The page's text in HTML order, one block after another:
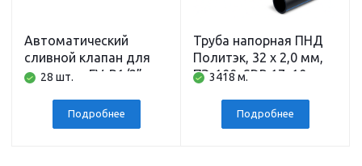
Автоматический
сливной клапан для
скважины FV-B1/2”
28 шт.
Подробнее
Труба напорная ПНД
Политэк, 32 x 2,0 мм,
ПЭ-100, SDR 17, 10 атм,
3418 м.
Подробнее